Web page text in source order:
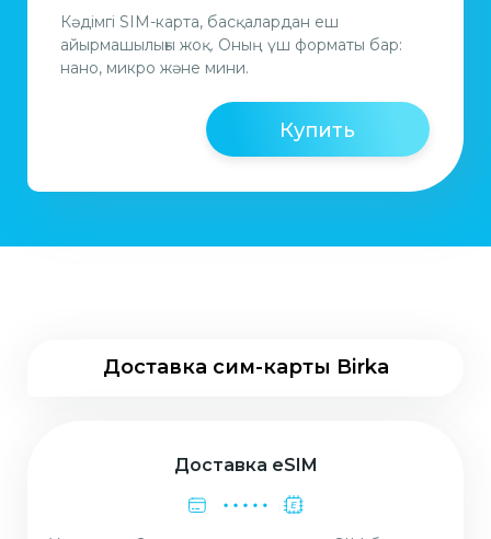
Кәдімгі SIM-карта, басқалардан еш
айырмашылығы жоқ. Оның үш форматы бар:
нано, микро және мини.
Купить
Доставка сим-карты Birka
Доставка eSIM